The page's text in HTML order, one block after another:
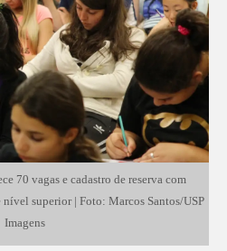
70 vagas e cadastro de reserva com
superior | Foto: Marcos Santos/USP
Imagens